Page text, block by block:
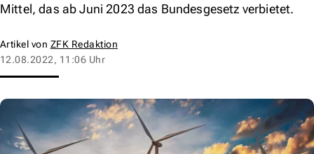
Mittel, das ab Juni 2023 das Bundesgesetz verbietet.
Artikel von ZFK Redaktion
12.08.2022, 11:06 Uhr